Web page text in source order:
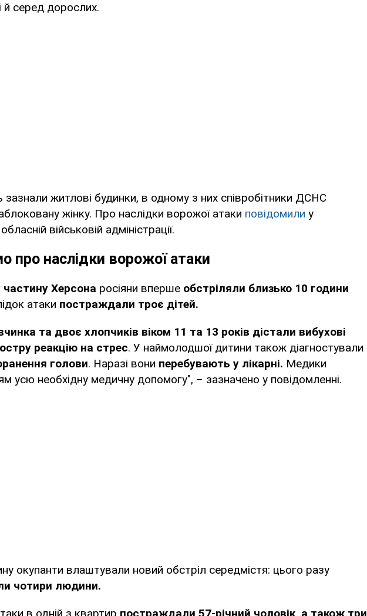
й серед дорослих.
житлові будинки, в одному з них співробітники ДСНС
жінку. Про наслідки ворожої атаки повідомили у
військовій адміністрації.
про наслідки ворожої атаки
Херсона росіяни вперше обстріляли близько 10 години
атаки постраждали троє дітей.
та двоє хлопчиків віком 11 та 13 років дістали вибухові
реакцію на стрес. У наймолодшої дитини також діагностували
голови. Наразі вони перебувають у лікарні. Медики
усю необхідну медичну допомогу", – зазначено у повідомленні.
окупанти влаштували новий обстріл середмістя: цього разу
чотири людини.